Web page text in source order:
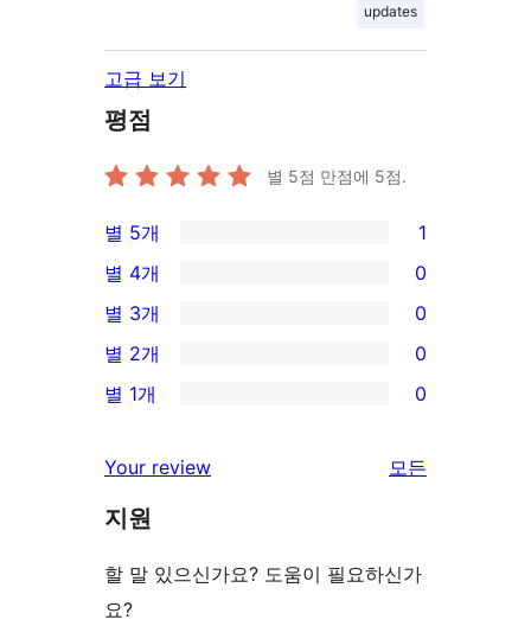
updates
고급 보기
평점
별 5점 만점에 5점.
1/5-
별
점
후
기
별 5개 1
0/4-
별
점
후
별 4개 0
0/3-
별
점
기
별 3개 0
0/2-
별
후
기
별 2개 0
0/1-
점
후
별 1개 0
Your review
모든
보
지원
할 말 있으신가요? 도움이 필요하신가
요?